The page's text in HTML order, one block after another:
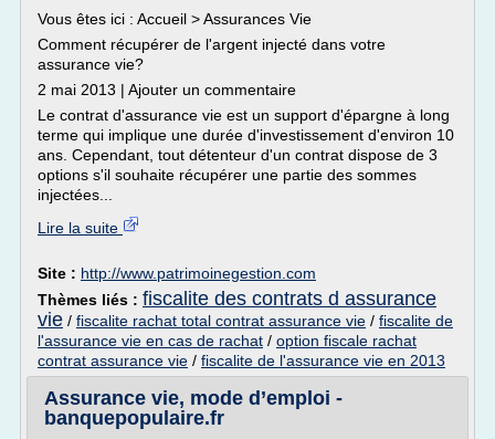
Vous êtes ici : Accueil > Assurances Vie
Comment récupérer de l'argent injecté dans votre
assurance vie?
2 mai 2013 | Ajouter un commentaire
Le contrat d'assurance vie est un support d'épargne à long
terme qui implique une durée d'investissement d'environ 10
ans. Cependant, tout détenteur d'un contrat dispose de 3
options s'il souhaite récupérer une partie des sommes
injectées...
Lire la suite
Site : http://www.patrimoinegestion.com
Thèmes liés : fiscalite des contrats d assurance
vie / fiscalite rachat total contrat assurance vie / fiscalite de
l'assurance vie en cas de rachat / option fiscale rachat
contrat assurance vie / fiscalite de l'assurance vie en 2013
Assurance vie, mode d’emploi -
banquepopulaire.fr